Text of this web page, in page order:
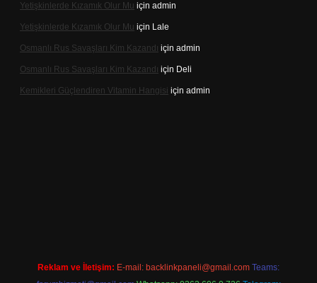
Yetişkinlerde Kızamık Olur Mu için admin
Yetişkinlerde Kızamık Olur Mu için Lale
Osmanlı Rus Savaşları Kim Kazandı için admin
Osmanlı Rus Savaşları Kim Kazandı için Deli
Kemikleri Güçlendiren Vitamin Hangisi için admin
Reklam ve İletişim: E-mail: backlinkpaneli@gmail.com Teams: